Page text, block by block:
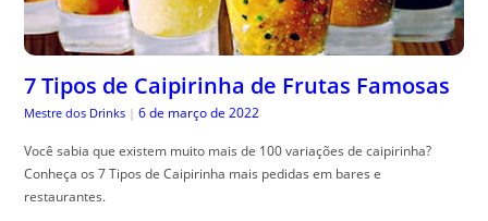
7 Tipos de Caipirinha de Frutas Famosas
Mestre dos Drinks | 6 de março de 2022
Você sabia que existem muito mais de 100 variações de caipirinha?
Conheça os 7 Tipos de Caipirinha mais pedidas em bares e
restaurantes.